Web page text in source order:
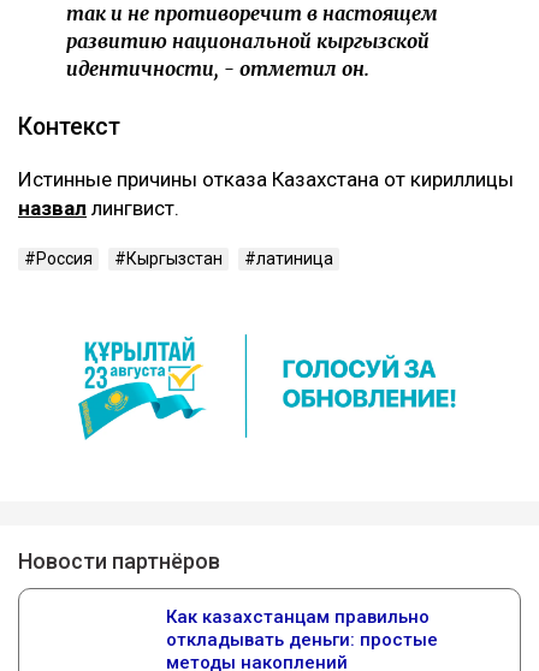
так и не противоречит в настоящем
развитию национальной кыргызской
идентичности, - отметил он.
Контекст
Истинные причины отказа Казахстана от кириллицы
назвал лингвист.
Россия Кыргызстан латиница